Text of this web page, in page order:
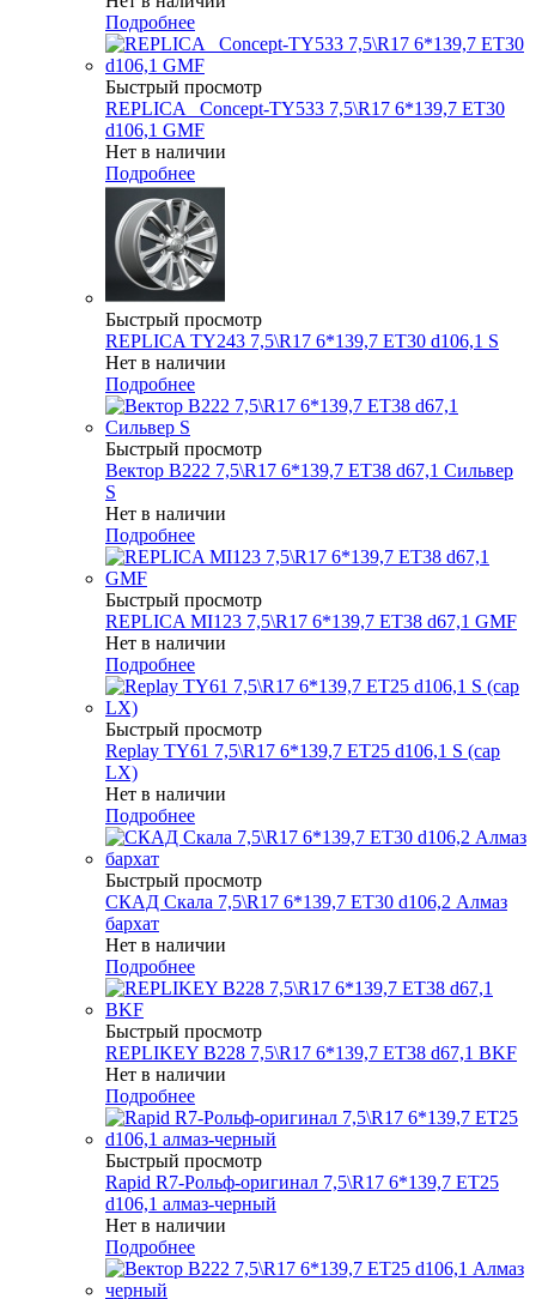
Подробнее
Быстрый просмотр
REPLICA _Concept-TY533 7,5\R17 6*139,7 ET30
d106,1 GMF
Нет в наличии
Подробнее
Быстрый просмотр
REPLICA TY243 7,5\R17 6*139,7 ET30 d106,1 S
Нет в наличии
Подробнее
Быстрый просмотр
Вектор B222 7,5\R17 6*139,7 ET38 d67,1 Сильвер
S
Нет в наличии
Подробнее
Быстрый просмотр
REPLICA MI123 7,5\R17 6*139,7 ET38 d67,1 GMF
Нет в наличии
Подробнее
Быстрый просмотр
Replay TY61 7,5\R17 6*139,7 ET25 d106,1 S (cap
LX)
Нет в наличии
Подробнее
Быстрый просмотр
СКАД Скала 7,5\R17 6*139,7 ET30 d106,2 Алмаз
бархат
Нет в наличии
Подробнее
Быстрый просмотр
REPLIKEY B228 7,5\R17 6*139,7 ET38 d67,1 BKF
Нет в наличии
Подробнее
Быстрый просмотр
Rapid R7-Рольф-оригинал 7,5\R17 6*139,7 ET25
d106,1 алмаз-черный
Нет в наличии
Подробнее